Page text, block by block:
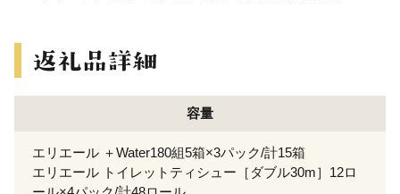
容量
エリエール ＋Water180組5箱×3パック/計15箱
エリエール トイレットティシュー［ダブル30m］12ロ